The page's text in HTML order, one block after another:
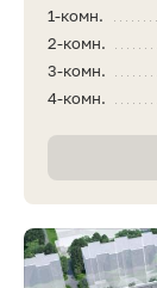
1-комн.
2-комн.
3-комн.
4-комн.